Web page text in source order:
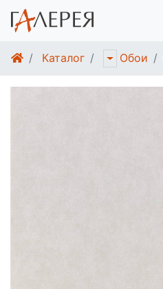
Каталог Обои